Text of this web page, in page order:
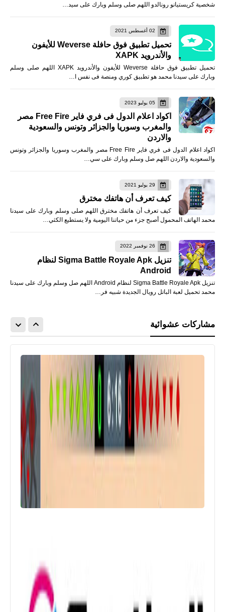
شخصية كريستيانو رونالدو اللهم صلى وسلم وبارك على سيد…
02 أغسطس 2021
تحميل تطبيق فوق حافلة Weverse للأيفون
والأندرويد XAPK
تحميل تطبيق فوق حافلة Weverse للأيفون والأندرويد XAPK اللهم صلى وسلم
وبارك على سيدنا محمد هو تطبيق كوري ومنصة فى نفس ا…
05 يوليو 2023
اكواد اعلام الدول فى فري فاير Free Fire مصر
والمغرب وسوريا والجزائر وتونس والسعودية
والاردن
اكواد اعلام الدول فى فري فاير Free Fire مصر والمغرب وسوريا والجزائر وتونس
والسعودية والاردن اللهم صل وسلم وبارك على سي…
29 يوليو 2021
كيف تعرف أن هاتفك مخترق
كيف تعرف أن هاتفك مخترق اللهم صلى وسلم وبارك على سيدنا
محمد الهاتف المحمول أصبح جزء من حياتنا اليومية ولا يستطيع الكثي…
26 نوفمبر 2022
تنزيل Sigma Battle Royale Apk لنظام
Android
تنزيل Sigma Battle Royale Apk لنظام Android اللهم صل وسلم وبارك على سيدنا
محمد تحميل لعبة الباتل رويال الجديدة شبيه فر…
مشاركات عشوائية